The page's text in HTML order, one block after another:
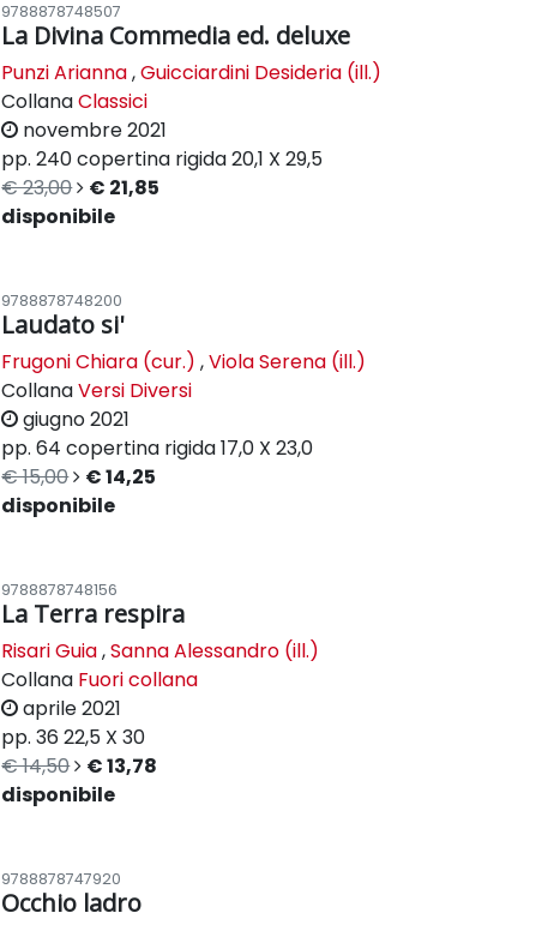
9788878748507
La Divina Commedia ed. deluxe
Punzi Arianna,Guicciardini Desideria (ill.)
CollanaClassici
novembre 2021
pp. 240copertina rigida20,1 X 29,5
€ 23,00
€ 21,85
disponibile
9788878748200
Laudato si'
Frugoni Chiara (cur.) ,Viola Serena (ill.)
CollanaVersi Diversi
giugno 2021
pp. 64 copertina rigida17,0 X 23,0
€ 15,00
€ 14,25
disponibile
9788878748156
La Terra respira
Risari Guia,Sanna Alessandro (ill.)
Collana Fuori collana
aprile 2021
pp. 36 22,5 X 30
€ 14,50
€ 13,78
disponibile
9788878747920
Occhio ladro